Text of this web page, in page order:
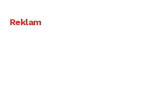
Reklam